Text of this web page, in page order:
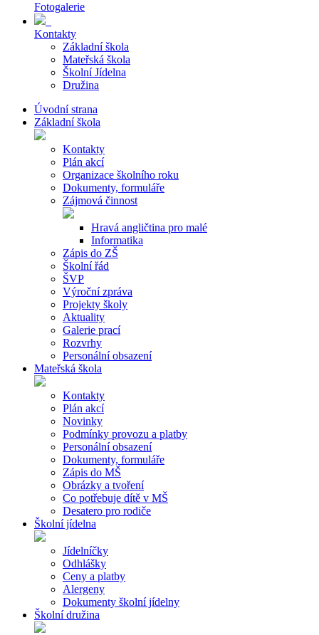
Fotogalerie
Kontakty
Základní škola
Mateřská škola
Školní Jídelna
Družina
Úvodní strana
Základní škola
Kontakty
Plán akcí
Organizace školního roku
Dokumenty, formuláře
Zájmová činnost
Hravá angličtina pro malé
Informatika
Zápis do ZŠ
Školní řád
ŠVP
Výroční zpráva
Projekty školy
Aktuality
Galerie prací
Rozvrhy
Personální obsazení
Mateřská škola
Kontakty
Plán akcí
Novinky
Podmínky provozu a platby
Personální obsazení
Dokumenty, formuláře
Zápis do MŠ
Obrázky a tvoření
Co potřebuje dítě v MŠ
Desatero pro rodiče
Školní jídelna
Jídelníčky
Odhlášky
Ceny a platby
Alergeny
Dokumenty školní jídelny
Školní družina